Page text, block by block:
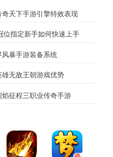
天下手游引擎特效表现
指定新手如何快速上手
暴手游装备系统
无敌王朝游戏优势
征程三职业传奇手游